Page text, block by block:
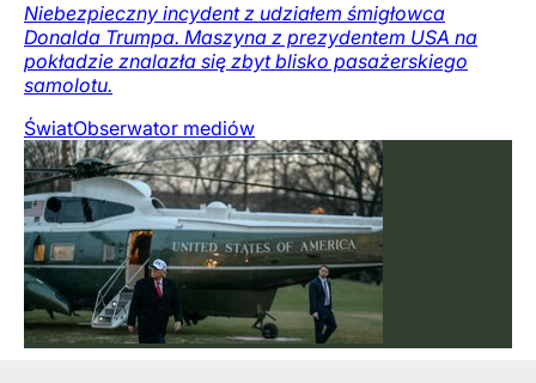
Niebezpieczny incydent z udziałem śmigłowca
Donalda Trumpa. Maszyna z prezydentem USA na
pokładzie znalazła się zbyt blisko pasażerskiego
samolotu.
ŚwiatObserwator mediów